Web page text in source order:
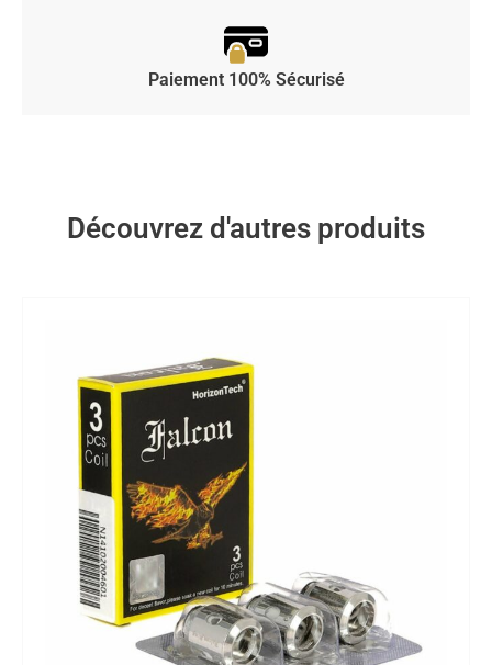
Paiement 100% Sécurisé
Découvrez d'autres produits